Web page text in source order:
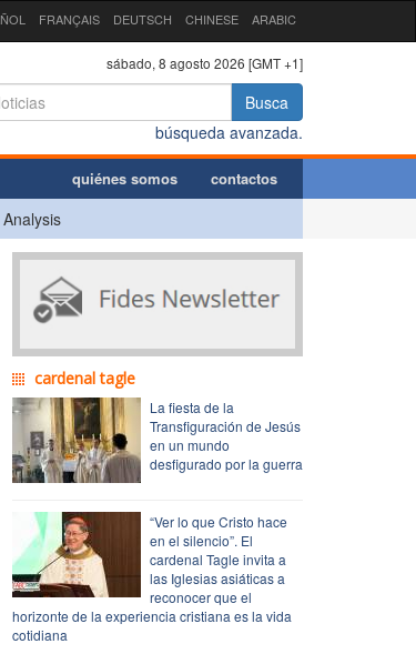
FRANÇAIS DEUTSCH CHINESE ARABIC
sábado, 8 agosto 2026 [GMT +1]
Busca
búsqueda avanzada.
quiénes somos contactos
cardenal tagle
La fiesta de la
Transfiguración de Jesús
en un mundo
desfigurado por la guerra
“Ver lo que Cristo hace
en el silencio”. El
cardenal Tagle invita a
las Iglesias asiáticas a
reconocer que el
horizonte de la experiencia cristiana es la vida
cotidiana